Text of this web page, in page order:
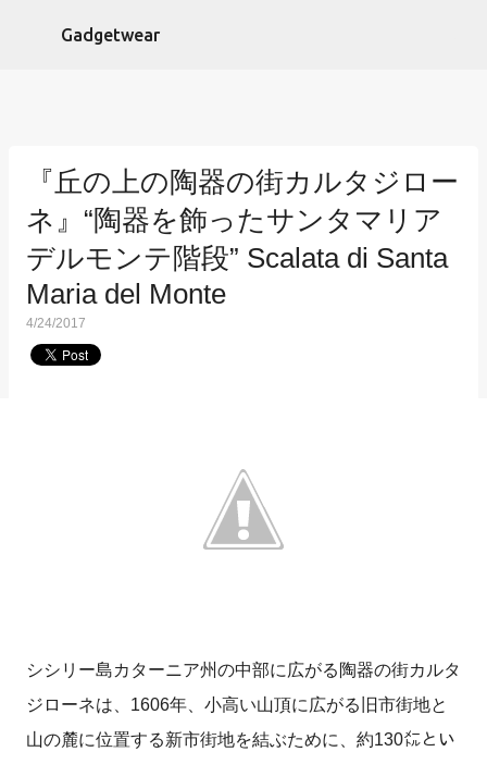
スキップしてメイン コンテンツに移動
Gadgetwear
『丘の上の陶器の街カルタジロー
ネ』“陶器を飾ったサンタマリア
デルモンテ階段” Scalata di Santa
Maria del Monte
4/24/2017
シシリー島カターニア州の中部に広がる陶器の街カルタ
ジローネは、1606年、小高い山頂に広がる旧市街地と
山の麓に位置する新市街地を結ぶために、約130㍍とい